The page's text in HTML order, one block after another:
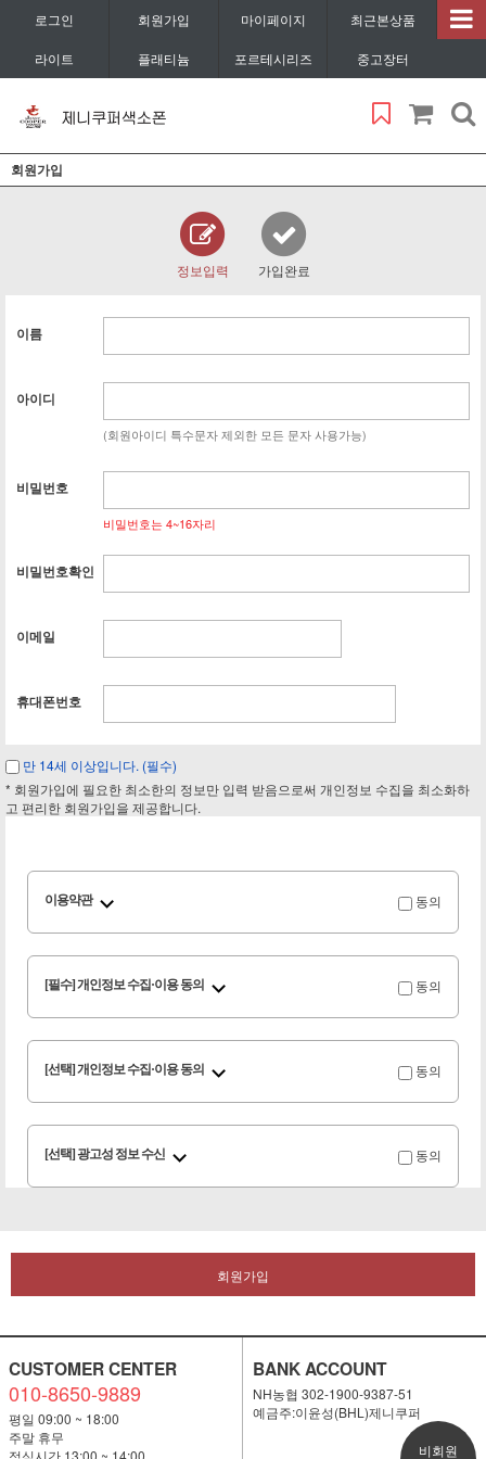
로그인 회원가입 마이페이지 최근본상품
라이트 플래티늄 포르테시리즈 중고장터
회원가입
정보입력 가입완료
이름
아이디
(회원아이디 특수문자 제외한 모든 문자 사용가능)
비밀번호
비밀번호는 4~16자리
비밀번호확인
이메일
휴대폰번호
만 14세 이상입니다. (필수)
* 회원가입에 필요한 최소한의 정보만 입력 받음으로써 개인정보 수집을 최소화하
고 편리한 회원가입을 제공합니다.
이용약관 동의
[필수] 개인정보 수집·이용 동의 동의
[선택] 개인정보 수집·이용 동의 동의
[선택] 광고성 정보 수신 동의
회원가입
CUSTOMER CENTER
010-8650-9889
평일 09:00 ~ 18:00
주말 휴무
BANK ACCOUNT
NH농협 302-1900-9387-51
예금주:이윤성(BHL)제니쿠퍼
비회원